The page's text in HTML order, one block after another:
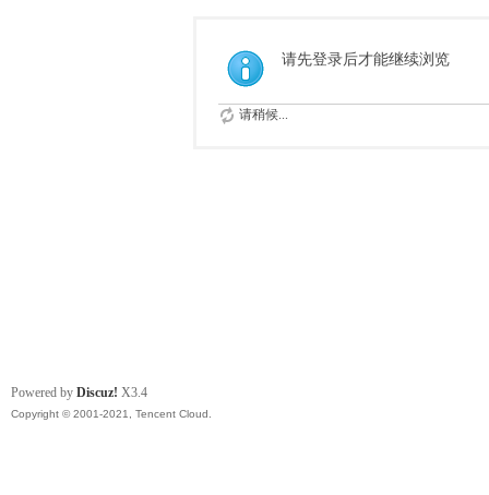
请先登录后才能继续浏览
请稍候...
Powered by Discuz! X3.4
Copyright © 2001-2021, Tencent Cloud.